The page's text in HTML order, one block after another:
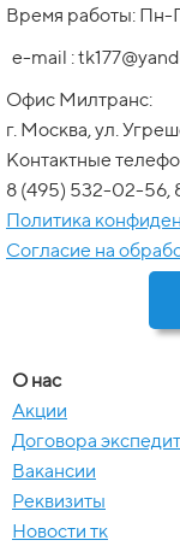
Время работы:
e-mail :
Офис Милтранс:
г. Москва, ул.
Контактные
8 (495) 532-02-56,
Политика
Согласие на
О нас
Акции
Договора
Вакансии
Реквизиты
Новости тк